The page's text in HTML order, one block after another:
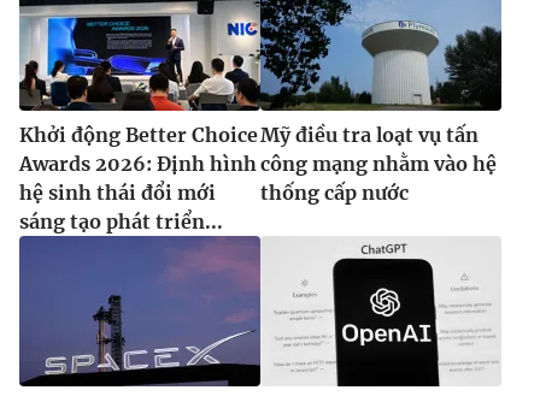
Khởi động Better Choice
Awards 2026: Định hình
hệ sinh thái đổi mới
sáng tạo phát triển...
Mỹ điều tra loạt vụ tấn
công mạng nhằm vào hệ
thống cấp nước